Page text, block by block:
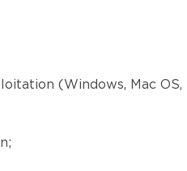
(Windows, Mac OS,